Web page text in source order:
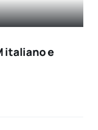
italiano e